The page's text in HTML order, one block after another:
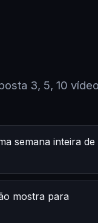
3, 5, 10
semana inteira de
mostra para